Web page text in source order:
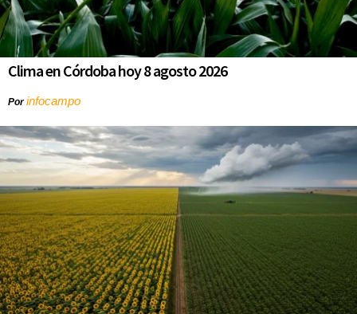
Clima en Córdoba hoy 8 agosto 2026
Porinfocampo